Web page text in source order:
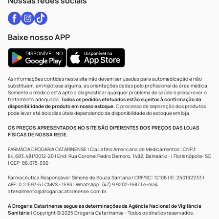
Baixe nosso APP
As informações contidas neste site não devem ser usadas para automedicação e não
substituem, em hipótese alguma, as orientações dadas pelo profissional da área médica.
Somente o médico está apto a diagnosticar qualquer problema de saúde e prescrever o
tratamento adequado. Todos os pedidos efetuados estão sujeitos à confirmação da
disponibilidade de produto em nosso estoque.O processo de separação dos produtos
pode levar até dois dias úteis dependendo da disponibilidade do estoque em loja.
OS PREÇOS APRESENTADOS NO SITE SÃO DIFERENTES DOS PREÇOS DAS LOJAS
FÍSICAS DE NOSSA REDE.
FARMÁCIA DROGARIA CATARINENSE | Cia Latino Americana de Medicamentos | CNPJ:
84.683.481/0012-20 | End: Rua Coronel Pedro Demoro, 1482, Balneário - | Florianópolis- SC
| CEP: 88.075-300
Farmacêutica Responsável: Simone de Souza Santana | CRF/SC: 12106 | IE: 250192233 |
AFE: 0.21597-5 | CMVS - 1593 | WhatsApp: (47) 9 9202-1687 | e-mail:
atendimento@drogariacatarinense.com.br.
A Drogaria Catarinense segue as determinações da Agência Nacional de Vigilância
Sanitária | Copyright © 2025 Drogaria Catarinense - Todos os direitos reservados.